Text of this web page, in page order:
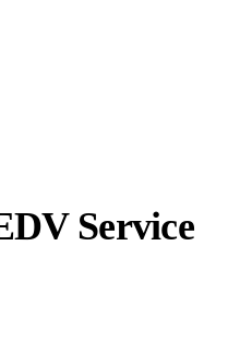
Service